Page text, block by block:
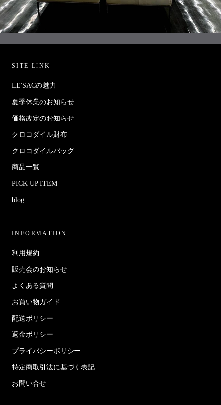
SITE LINK
LE'SACの魅力
夏季休業のお知らせ
価格改定のお知らせ
クロコダイル財布
クロコダイルバッグ
商品一覧
PICK UP ITEM
blog
INFORMATION
利用規約
販売会のお知らせ
よくある質問
お買い物ガイド
配送ポリシー
返金ポリシー
プライバシーポリシー
特定商取引法に基づく表記
お問い合せ